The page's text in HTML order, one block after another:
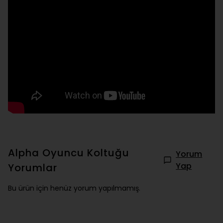
Alpha Oyuncu Koltuğu
Yorumlar
Yorum
Yap
Bu ürün için henüz yorum yapılmamış.